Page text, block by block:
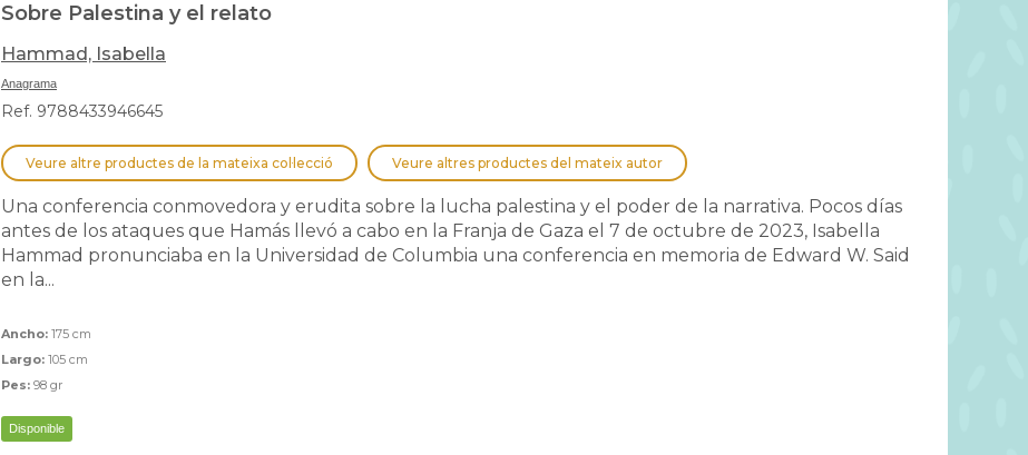
Sobre Palestina y el relato
Hammad, Isabella
Anagrama
Ref. 9788433946645
Veure altre productes de la mateixa col·lecció Veure altres productes del mateix autor
Una conferencia conmovedora y erudita sobre la lucha palestina y el poder de la narrativa. Pocos días
antes de los ataques que Hamás llevó a cabo en la Franja de Gaza el 7 de octubre de 2023, Isabella
Hammad pronunciaba en la Universidad de Columbia una conferencia en memoria de Edward W. Said
en la...
Ancho: 175 cm
Largo: 105 cm
Pes: 98 gr
Disponible